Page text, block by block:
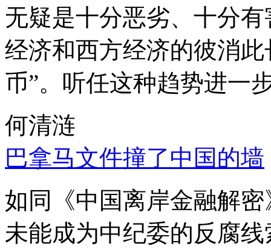
无疑是十分恶劣、十分
经济和西方经济的彼消
币”。听任这种趋势进一
何清涟
巴拿马文件撞了中国的墙
如同《中国离岸金融解
未能成为中纪委的反腐